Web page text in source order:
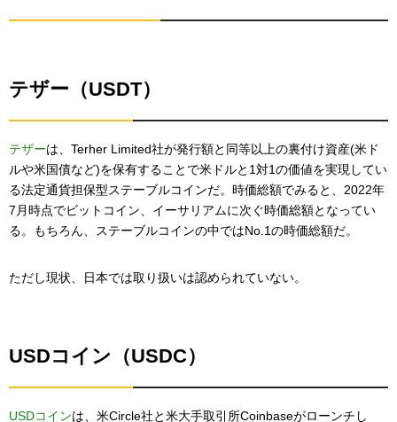
テザー（USDT）
テザーは、Terher Limited社が発行額と同等以上の裏付け資産(米ド
ルや米国債など)を保有することで米ドルと1対1の価値を実現してい
る法定通貨担保型ステーブルコインだ。時価総額でみると、2022年
7月時点でビットコイン、イーサリアムに次ぐ時価総額となってい
る。もちろん、ステーブルコインの中ではNo.1の時価総額だ。
ただし現状、日本では取り扱いは認められていない。
USDコイン（USDC）
USDコインは、米Circle社と米大手取引所Coinbaseがローンチし